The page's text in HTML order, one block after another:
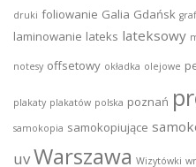
druki foliowanie Galia Gdańsk
laminowanie lateks lateksowy
notesy offsetowy okładka olejowe
plakaty plakatów polska poznań
samokopia samokopiujące
uvWarszawa Wizytówki